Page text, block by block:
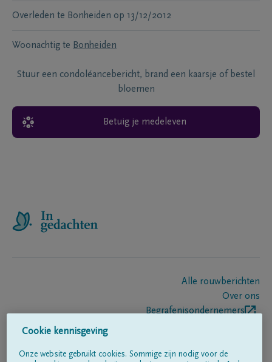
Overleden te Bonheiden op 13/12/2012
Woonachtig te Bonheiden
Stuur een condoléancebericht, brand een kaarsje of bestel
bloemen
Betuig je medeleven
Alle rouwberichten
Over ons
Begrafenisondernemers
Cookie kennisgeving
Onze website gebruikt cookies. Sommige zijn nodig voor de